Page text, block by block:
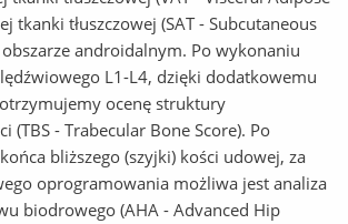
tkanki tłuszczowej (SAT - Subcutaneous
androidalnym. Po wykonaniu
L1-L4, dzięki dodatkowemu
ocenę struktury
(TBS - Trabecular Bone Score). Po
bliższego (szyjki) kości udowej, za
oprogramowania możliwa jest analiza
biodrowego (AHA - Advanced Hip